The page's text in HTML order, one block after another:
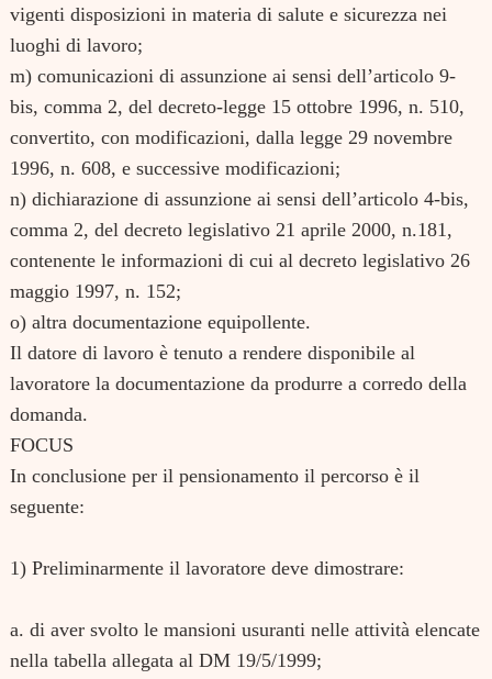
vigenti disposizioni in materia di salute e sicurezza nei
luoghi di lavoro;
m) comunicazioni di assunzione ai sensi dell’articolo 9-
bis, comma 2, del decreto-legge 15 ottobre 1996, n. 510,
convertito, con modificazioni, dalla legge 29 novembre
1996, n. 608, e successive modificazioni;
n) dichiarazione di assunzione ai sensi dell’articolo 4-bis,
comma 2, del decreto legislativo 21 aprile 2000, n.181,
contenente le informazioni di cui al decreto legislativo 26
maggio 1997, n. 152;
o) altra documentazione equipollente.
Il datore di lavoro è tenuto a rendere disponibile al
lavoratore la documentazione da produrre a corredo della
domanda.
FOCUS
In conclusione per il pensionamento il percorso è il
seguente:
1) Preliminarmente il lavoratore deve dimostrare:
a. di aver svolto le mansioni usuranti nelle attività elencate
nella tabella allegata al DM 19/5/1999;